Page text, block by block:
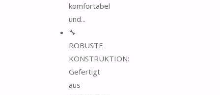
komfortabel
und...
🔧
ROBUSTE
KONSTRUKTION:
Gefertigt
aus